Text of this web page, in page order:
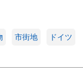
市街地 ドイツ